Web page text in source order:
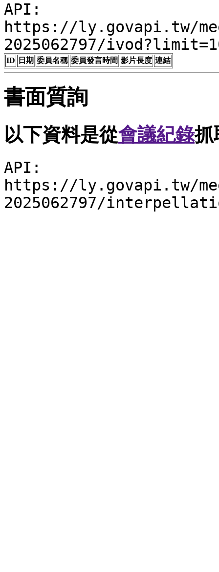
API:
https://ly.govapi.tw/meet/
2025062797/
ID 日期 委員名稱 委員發言時間 影片長度 連結
書面質詢
以下資料是從會議紀錄抓
API:
https://ly.govapi.tw/meet/
2025062797/